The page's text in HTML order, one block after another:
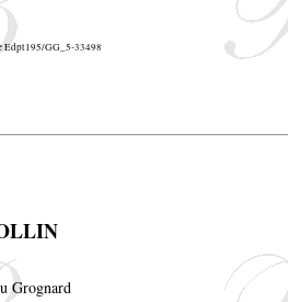
Edpt195/GG_5-33498